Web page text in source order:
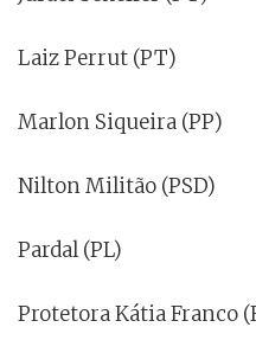
Laiz Perrut (PT)
Marlon Siqueira (PP)
Nilton Militão (PSD)
Pardal (PL)
Protetora Kátia Franco